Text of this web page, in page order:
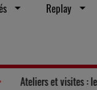
Replay
de la politique 2026"